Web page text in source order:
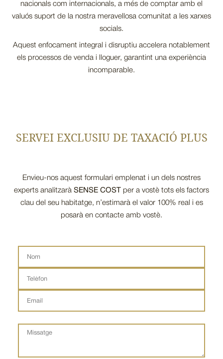
nacionals com internacionals, a més de comptar amb el
valuós suport de la nostra meravellosa comunitat a les xarxes
socials.
Aquest enfocament integral i disruptiu accelera notablement
els processos de venda i lloguer, garantint una experiència
incomparable.
SERVEI EXCLUSIU DE TAXACIÓ PLUS
Envieu-nos aquest formulari emplenat i un dels nostres
experts analitzarà SENSE COST
per a vostè tots els factors
clau del seu habitatge, n’estimarà el valor 100% real i es
posarà en contacte amb vostè.